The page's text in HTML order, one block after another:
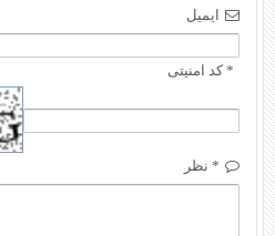
ایمیل
* کد امنیتی
* نظر